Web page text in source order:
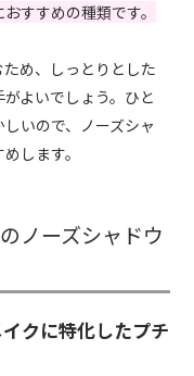
すすめの種類です。
め、しっとりとした
よいでしょう。ひと
いので、ノーズシャ
します。
ノーズシャドウ
クに特化したプチ